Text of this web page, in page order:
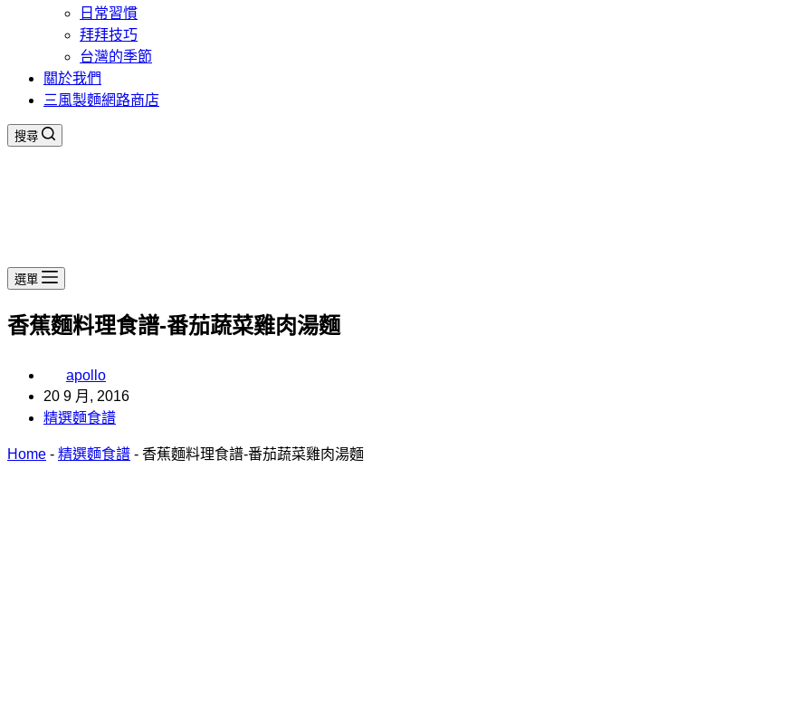
日常習慣
拜拜技巧
台灣的季節
關於我們
三風製麵網路商店
搜尋
選單
香蕉麵料理食譜-番茄蔬菜雞肉湯麵
apollo
20 9 月, 2016
精選麵食譜
Home - 精選麵食譜 - 香蕉麵料理食譜-番茄蔬菜雞肉湯麵